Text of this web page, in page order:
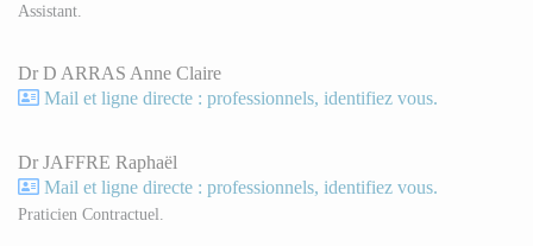
Assistant.
Dr D ARRAS Anne Claire
Mail et ligne directe : professionnels, identifiez vous.
Dr JAFFRE Raphaël
Mail et ligne directe : professionnels, identifiez vous.
Praticien Contractuel.